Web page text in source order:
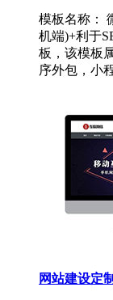
模板名称：
机端)+利于
板，该模板
序外包，小
网站建设定